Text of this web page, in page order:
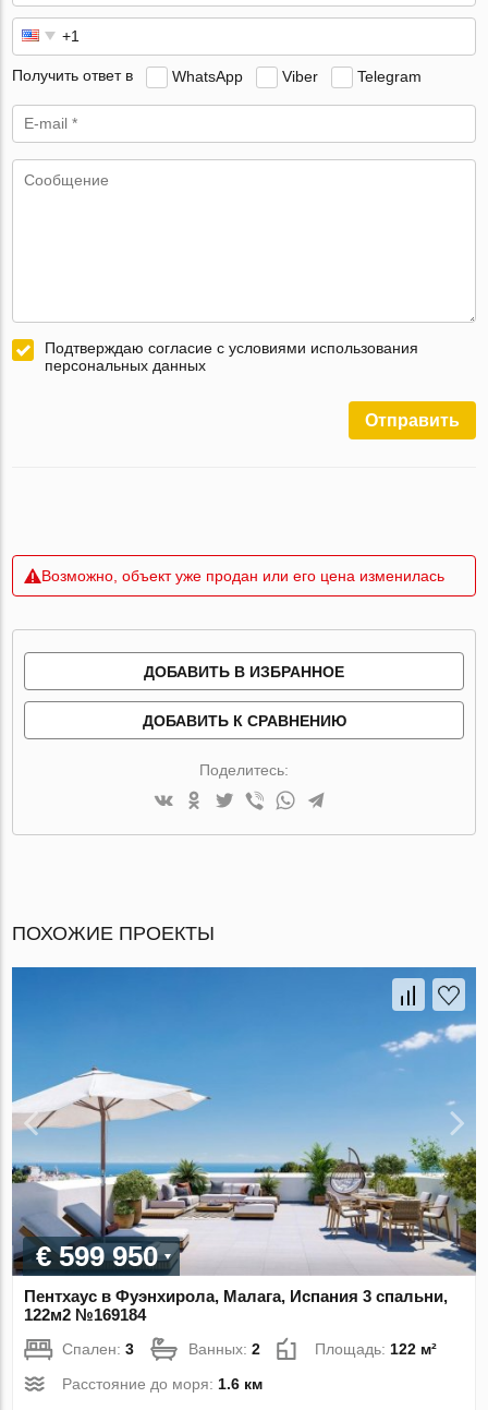
Получить ответ в WhatsApp Viber Telegram
Подтверждаю согласие с условиями использования
персональных данных
Отправить
Возможно, объект уже продан или его цена изменилась
ДОБАВИТЬ В ИЗБРАННОЕ
ДОБАВИТЬ К СРАВНЕНИЮ
Поделитесь:
ПОХОЖИЕ ПРОЕКТЫ
€ 599 950
Пентхаус в Фуэнхирола, Малага, Испания 3 спальни,
122м2 №169184
Спален:3 Ванных:2 Площадь:122 м²
Расстояние до моря:1.6 км